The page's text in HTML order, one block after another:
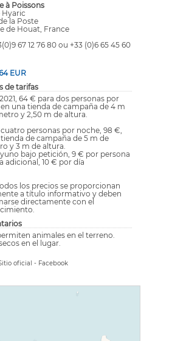
à Poissons
Hyaric
la Poste
de Houat, France
67 12 76 80 ou +33 (0)6 65 45 60
EUR
de tarifas
64 € para dos personas por
una tienda de campaña de 4 m
y 2,50 m de altura.
personas por noche, 98 €,
de campaña de 5 m de
y 3 m de altura.
bajo petición, 9 € por persona
adicional, 10 € por día
los precios se proporcionan
a título informativo y deben
directamente con el
animales en el terreno.
en el lugar.
oficial - Facebook